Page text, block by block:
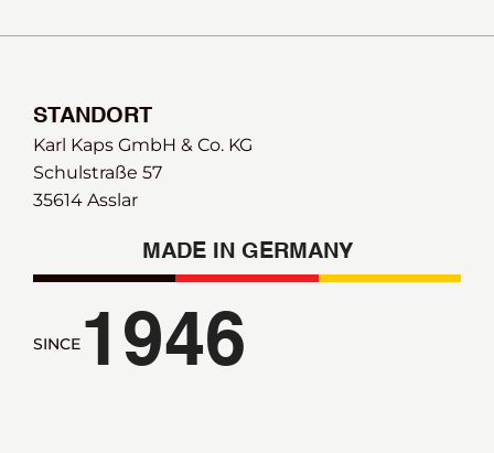
STANDORT
Karl Kaps GmbH & Co. KG
Schulstraße 57
35614 Asslar
MADE IN GERMANY
SINCE1946